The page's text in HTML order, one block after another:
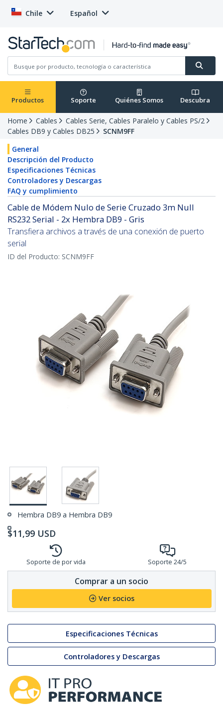
Chile Español
Productos Soporte Quiénes Somos Descubra
Home Cables
Cables Serie, Cables Paralelo y Cables PS/2
Cables DB9 y Cables DB25
SCNM9FF
General
Descripción del Producto
Especificaciones Técnicas
Controladores y Descargas
FAQ y cumplimiento
Cable de Módem Nulo de Serie Cruzado 3m Null
RS232 Serial - 2x Hembra DB9 - Gris
Transfiera archivos a través de una conexión de puerto
serial
ID del Producto: SCNM9FF
Hembra DB9 a Hembra DB9
$11,99 USD
Soporte de por vida Soporte 24/5
Comprar a un socio
Ver socios
Especificaciones Técnicas
Controladores y Descargas